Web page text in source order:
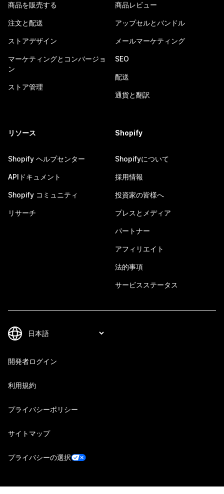
商品を販売する
注文と配送
ストアデザイン
マーケティングとコンバージョ
ン
ストア管理
商品レビュー
アップセルとバンドル
メールマーケティング
SEO
配送
通貨と翻訳
リソース
Shopify ヘルプセンター
APIドキュメント
Shopify コミュニティ
リサーチ
Shopify
Shopifyについて
採用情報
投資家の皆様へ
プレスとメディア
パートナー
アフィリエイト
法的事項
サービスステータス
開発者ログイン
利用規約
プライバシーポリシー
サイトマップ
プライバシーの選択